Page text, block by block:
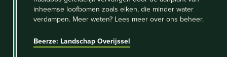
inheemse loofbomen zoals eiken, die minder water
verdampen. Meer weten? Lees meer over ons beheer.
Beerze: Landschap Overijssel